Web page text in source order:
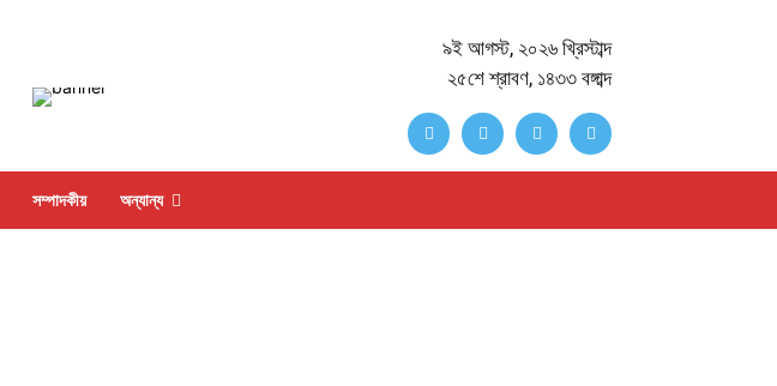
৯ই আগস্ট, ২০২৬ খ্রিস্টাব্দ
২৫শে শ্রাবণ, ১৪৩৩ বঙ্গাব্দ
সম্পাদকীয় অন্যান্য